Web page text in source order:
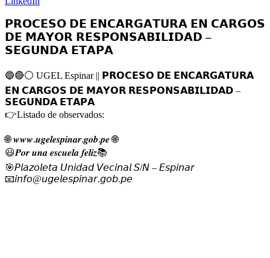
𝗣𝗥𝗢𝗖𝗘𝗦𝗢 𝗗𝗘 𝗘𝗡𝗖𝗔𝗥𝗚𝗔𝗧𝗨𝗥𝗔 𝗘𝗡 𝗖𝗔𝗥𝗚𝗢𝗦
𝗗𝗘 𝗠𝗔𝗬𝗢𝗥 𝗥𝗘𝗦𝗣𝗢𝗡𝗦𝗔𝗕𝗜𝗟𝗜𝗗𝗔𝗗 –
𝗦𝗘𝗚𝗨𝗡𝗗𝗔 𝗘𝗧𝗔𝗣𝗔
🔵🔴⚪️ UGEL Espinar || 𝗣𝗥𝗢𝗖𝗘𝗦𝗢 𝗗𝗘 𝗘𝗡𝗖𝗔𝗥𝗚𝗔𝗧𝗨𝗥𝗔
𝗘𝗡 𝗖𝗔𝗥𝗚𝗢𝗦 𝗗𝗘 𝗠𝗔𝗬𝗢𝗥 𝗥𝗘𝗦𝗣𝗢𝗡𝗦𝗔𝗕𝗜𝗟𝗜𝗗𝗔𝗗 –
𝗦𝗘𝗚𝗨𝗡𝗗𝗔 𝗘𝗧𝗔𝗣𝗔
👉Listado de observados:
🌐𝒘𝒘𝒘.𝒖𝒈𝒆𝒍𝒆𝒔𝒑𝒊𝒏𝒂𝒓.𝒈𝒐𝒃.𝒑𝒆🌐
😃𝑷𝒐𝒓 𝒖𝒏𝒂 𝒆𝒔𝒄𝒖𝒆𝒍𝒂 𝒇𝒆𝒍𝒊𝒛📚
🎯𝘗𝘭𝘢𝘻𝘰𝘭𝘦𝘵𝘢 𝘜𝘯𝘪𝘥𝘢𝘥 𝘝𝘦𝘤𝘪𝘯𝘢𝘭 𝘚/𝘕 – 𝘌𝘴𝘱𝘪𝘯𝘢𝘳
📧𝘪𝘯𝘧𝘰@𝘶𝘨𝘦𝘭𝘦𝘴𝘱𝘪𝘯𝘢𝘳.𝘨𝘰𝘣.𝘱𝘦